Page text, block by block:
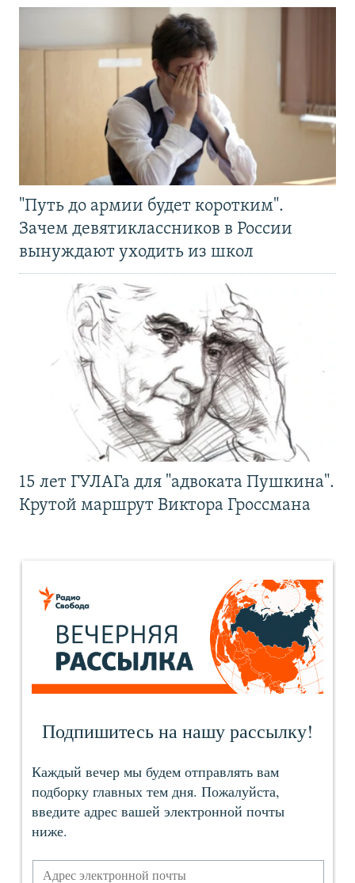
"Путь до армии будет коротким".
Зачем девятиклассников в России
вынуждают уходить из школ
15 лет ГУЛАГа для "адвоката Пушкина".
Крутой маршрут Виктора Гроссмана